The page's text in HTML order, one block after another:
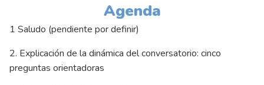
Agenda
1 Saludo (pendiente por definir)
2. Explicación de la dinámica del conversatorio: cinco
preguntas orientadoras